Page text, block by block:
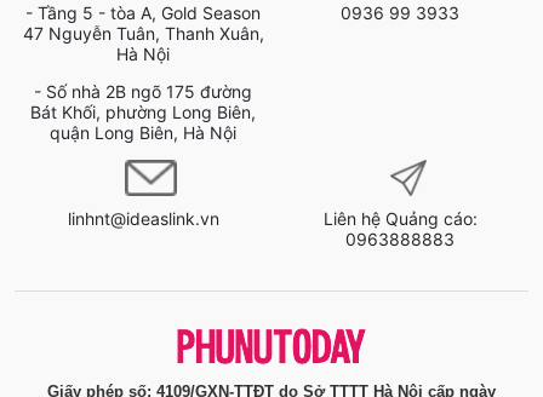
- Tầng 5 - tòa A, Gold Season
47 Nguyễn Tuân, Thanh Xuân,
Hà Nội
- Số nhà 2B ngõ 175 đường
Bát Khối, phường Long Biên,
quận Long Biên, Hà Nội
0936 99 3933
linhnt@ideaslink.vn
Liên hệ Quảng cáo:
0963888883
Giấy phép số: 4109/GXN-TTĐT do Sở TTTT Hà Nội cấp ngày